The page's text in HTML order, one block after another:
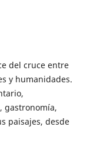
del cruce entre
y humanidades.
gastronomía,
paisajes, desde